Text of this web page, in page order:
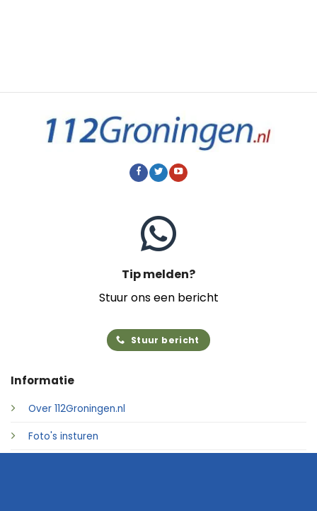
Informatie
Over 112Groningen.nl
Foto's insturen
Tip melden?
Stuur ons een bericht
Stuur bericht